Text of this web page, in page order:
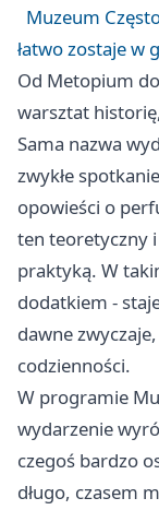
Muzeum
łatwo zostaje w
Od Metopium
warsztat
Sama nazwa
zwykłe
opowieści o
ten teoretyczny
praktyką. W
dodatkiem -
dawne
codzienności.
W programie
wydarzenie
czegoś bardzo
długo, czasem